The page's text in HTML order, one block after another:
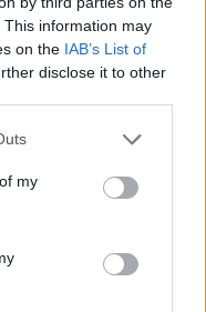
This information may
on the IAB’s List of
disclose it to other
one or more Google
You may click to
third-party tags to
in below Google
my